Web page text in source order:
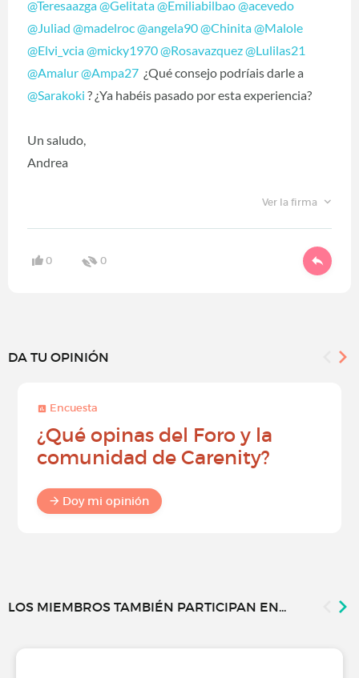
@Teresaazga@Gelitata@Emiliabilbao@acevedo
@Juliad @madelroc@angela90@Chinita@Malole
@Elvi_vcia@micky1970@Rosavazquez@Lulilas21
@Amalur@Ampa27 ‍ ¿Qué consejo podríais darle a
@Sarakoki ‍ ? ¿Ya habéis pasado por esta experiencia?
Un saludo,
Andrea
Ver la firma
0 0
DA TU OPINIÓN
Encuesta
¿Qué opinas del Foro y la
comunidad de Carenity?
Doy mi opinión
LOS MIEMBROS TAMBIÉN PARTICIPAN EN...